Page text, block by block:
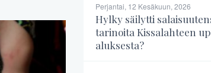
Perjantai, 12 Kesäkuun, 2026
Hylky säilytti
tarinoita Kissalahteen
aluksesta?